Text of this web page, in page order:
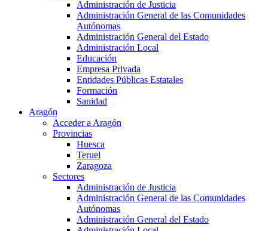
Administración de Justicia
Administración General de las Comunidades
Autónomas
Administración General del Estado
Administración Local
Educación
Empresa Privada
Entidades Públicas Estatales
Formación
Sanidad
Aragón
Acceder a Aragón
Provincias
Huesca
Teruel
Zaragoza
Sectores
Administración de Justicia
Administración General de las Comunidades
Autónomas
Administración General del Estado